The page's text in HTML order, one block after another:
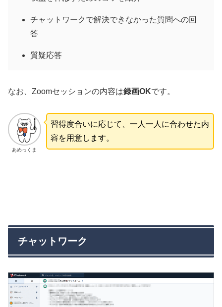
チャットワークで解決できなかった質問への回
答
質疑応答
なお、Zoomセッションの内容は録画OKです。
あめっくま
習得度合いに応じて、一人一人に合わせた内
容を用意します。
チャットワーク